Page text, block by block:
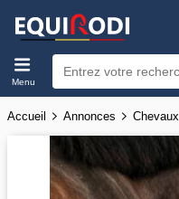
Menu
Accueil Annonces Chevaux